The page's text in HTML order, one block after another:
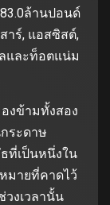
ล้านปอนด์
าร์, แอสซิสต์,
และท็อตแน่ม
งข้ามทั้งสอง
กระดาษ
ที่เป็นหนึ่งใน
มายที่คาดไว้
งเวลานั้น